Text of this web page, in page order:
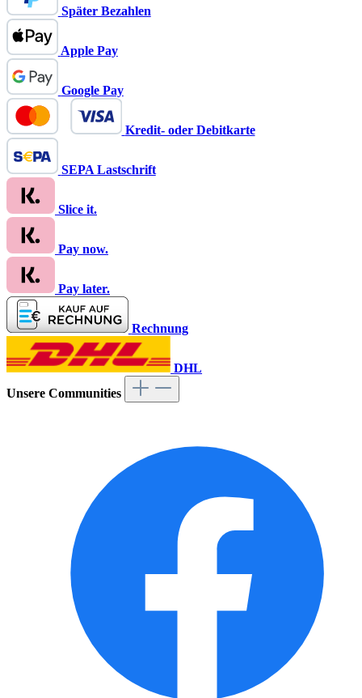
Später Bezahlen
Apple Pay
Google Pay
Kredit- oder Debitkarte
SEPA Lastschrift
Slice it.
Pay now.
Pay later.
Rechnung
DHL
Unsere Communities